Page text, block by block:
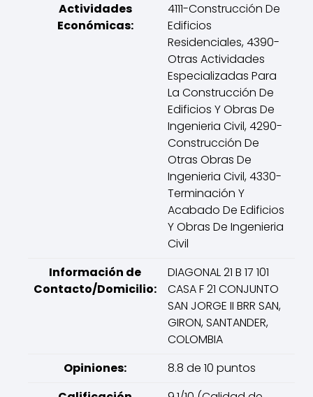
Actividades
Económicas:
4111-Construcción De
Edificios
Residenciales, 4390-
Otras Actividades
Especializadas Para
La Construcción De
Edificios Y Obras De
Ingenieria Civil, 4290-
Construcción De
Otras Obras De
Ingenieria Civil, 4330-
Terminación Y
Acabado De Edificios
Y Obras De Ingenieria
Civil
Información de
Contacto/Domicilio:
DIAGONAL 21 B 17 101
CASA F 21 CONJUNTO
SAN JORGE II BRR SAN,
GIRON, SANTANDER,
COLOMBIA
Opiniones:
8.8 de 10 puntos